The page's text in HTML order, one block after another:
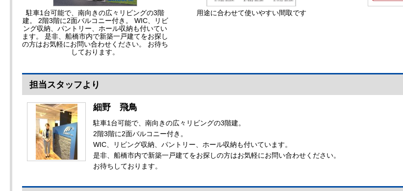
駐車1台可能で、南向きの広々リビングの3階
建。 2階3階に2面バルコニー付き。 WIC、リビ
ング収納、パントリー、ホール収納も付いてい
ます。 是非、船橋市内で新築一戸建てをお探し
の方はお気軽にお問い合わせください。 お待ち
しております。
用途に合わせて使いやすい間取です
担当スタッフより
細野 飛鳥
駐車1台可能で、南向きの広々リビングの3階建。
2階3階に2面バルコニー付き。
WIC、リビング収納、パントリー、ホール収納も付いています。
是非、船橋市内で新築一戸建てをお探しの方はお気軽にお問い合わせください。
お待ちしております。